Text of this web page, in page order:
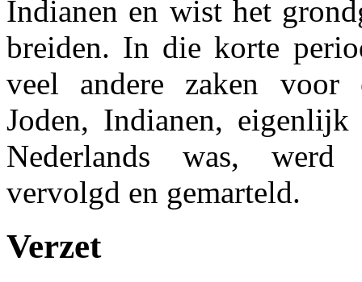
Indianen en wist het
breiden. In die korte
veel andere zaken voor
Joden, Indianen,
Nederlands was,
vervolgd en gemarteld.
Verzet